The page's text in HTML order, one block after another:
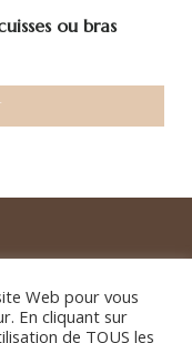
ou bras
Web pour vous
En cliquant sur
de TOUS les